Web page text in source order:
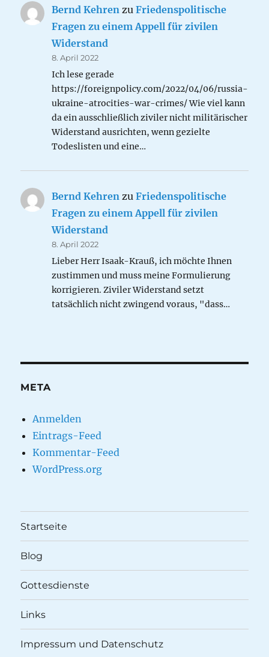
Bernd Kehren zuFriedenspolitische
Fragen zu einem Appell für zivilen
Widerstand
8. April 2022
Ich lese gerade
https://foreignpolicy.com/2022/04/06/russia-
ukraine-atrocities-war-crimes/ Wie viel kann
da ein ausschließlich ziviler nicht militärischer
Widerstand ausrichten, wenn gezielte
Todeslisten und eine…
Bernd Kehren zuFriedenspolitische
Fragen zu einem Appell für zivilen
Widerstand
8. April 2022
Lieber Herr Isaak-Krauß, ich möchte Ihnen
zustimmen und muss meine Formulierung
korrigieren. Ziviler Widerstand setzt
tatsächlich nicht zwingend voraus, "dass…
META
Anmelden
Eintrags-Feed
Kommentar-Feed
WordPress.org
Startseite
Blog
Gottesdienste
Links
Impressum und Datenschutz